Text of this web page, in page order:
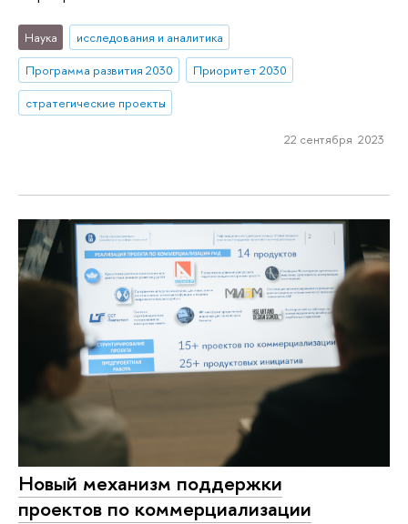
Наука
исследования и аналитика
Программа развития 2030
Приоритет 2030
стратегические проекты
22 сентября 2023
Новый механизм поддержки
проектов по коммерциализации